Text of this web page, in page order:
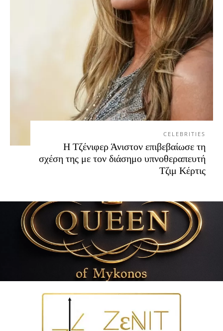
CELEBRITIES
Η Τζένιφερ Άνιστον επιβεβαίωσε τη
σχέση της με τον διάσημο υπνοθεραπευτή
Τζιμ Κέρτις